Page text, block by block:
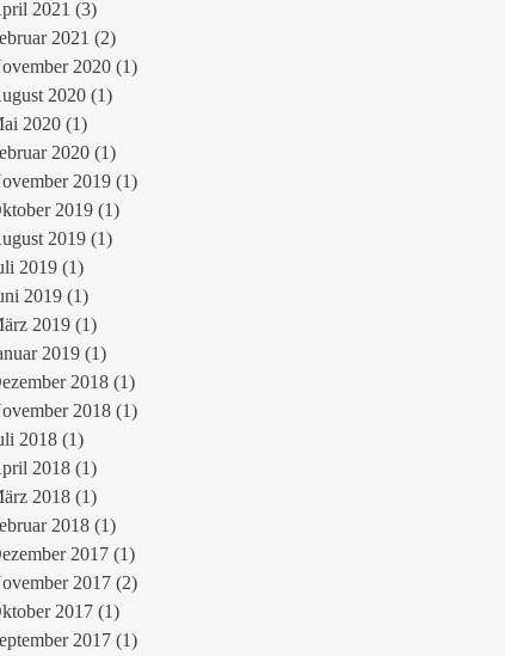
2021 (3)
2021 (2)
2020 (1)
2020 (1)
2020 (1)
2020 (1)
2019 (1)
2019 (1)
2019 (1)
2019 (1)
2019 (1)
2019 (1)
2019 (1)
2018 (1)
2018 (1)
2018 (1)
2018 (1)
2018 (1)
2018 (1)
2017 (1)
2017 (2)
2017 (1)
2017 (1)